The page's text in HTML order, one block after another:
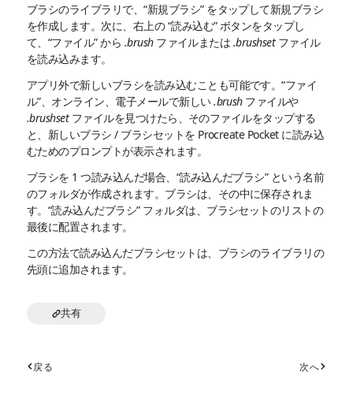
ブラシのライブラリで、“新規ブラシ” をタップして新規ブラシ
を作成します。次に、右上の “読み込む” ボタンをタップし
て、“ファイル” から .brushファイルまたは .brushsetファイル
を読み込みます。
アプリ外で新しいブラシを読み込むことも可能です。“ファイ
ル”、オンライン、電子メールで新しい.brushファイルや
.brushsetファイルを見つけたら、そのファイルをタップする
と、新しいブラシ / ブラシセットを Procreate Pocket に読み込
むためのプロンプトが表示されます。
ブラシを 1 つ読み込んだ場合、“読み込んだブラシ” という名前
のフォルダが作成されます。ブラシは、その中に保存されま
す。“読み込んだブラシ” フォルダは、ブラシセットのリストの
最後に配置されます。
この方法で読み込んだブラシセットは、ブラシのライブラリの
先頭に追加されます。
共有
戻る 次へ